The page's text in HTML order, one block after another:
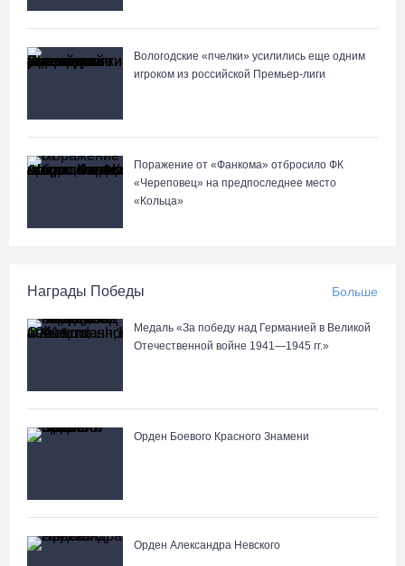
Вологодские «пчелки» усилились еще одним
игроком из российской Премьер-лиги
Поражение от «Фанкома» отбросило ФК
«Череповец» на предпоследнее место
«Кольца»
Награды Победы Больше
Медаль «За победу над Германией в Великой
Отечественной войне 1941—1945 гг.»
Орден Боевого Красного Знамени
Орден Александра Невского